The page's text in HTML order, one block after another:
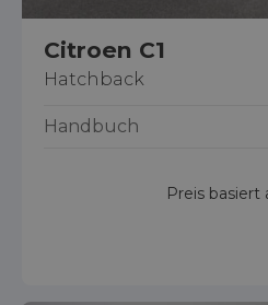
Citroen C1
Hatchback
Handbuch
Preis basiert